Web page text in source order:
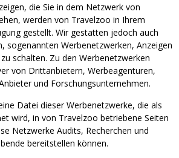
die Sie in dem Netzwerk von
werden von Travelzoo in Ihrem
gestellt. Wir gestatten jedoch auch
sogenannten Werbenetzwerken, Anzeigen
schalten. Zu den Werbenetzwerken
von Drittanbietern, Werbeagenturen,
und Forschungsunternehmen.
Datei dieser Werbenetzwerke, die als
wird, in von Travelzoo betriebene Seiten
Netzwerke Audits, Recherchen und
bereitstellen können.